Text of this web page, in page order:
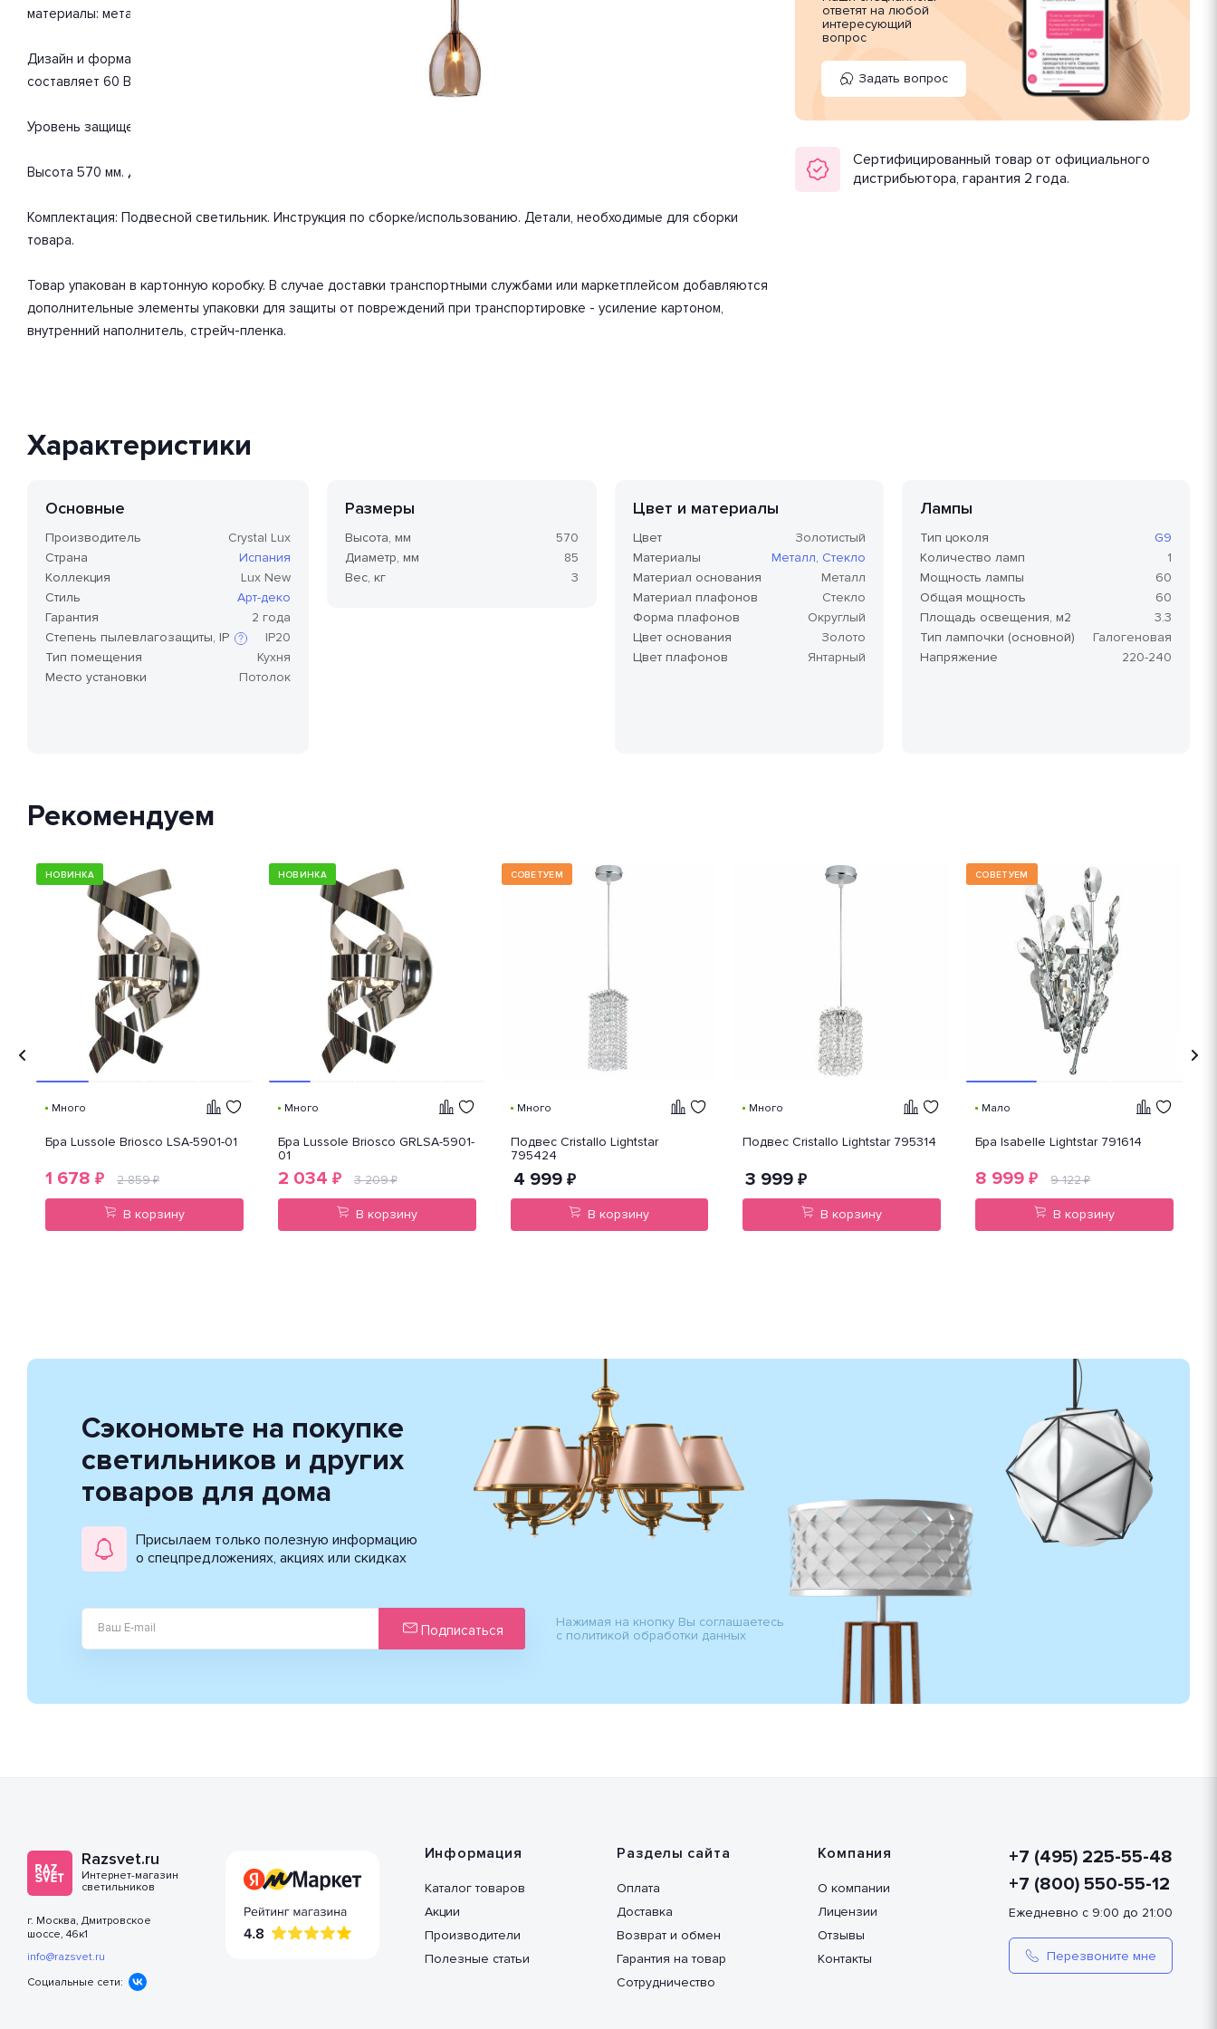
материалы: металл, стекло. С учетом технических характеристик мощности хватит для освещения 3.3 м2.
Дизайн и форма плафона округлый. Цоколь G9. Вид ламп: галогеновая. Количество ламп 1 шт. Мощность одной лампы
составляет 60 Вт. Общая мощность 60 Вт. Напряжение 220-240 Вольт.
Уровень защищенности от влаги и пыли IP20. Расширенная гарантия на товар 2 года.
Высота 570 мм. Диаметр 85 мм. Вес товара 3 кг.
Комплектация: Подвесной светильник. Инструкция по сборке/использованию. Детали, необходимые для сборки
товара.
Товар упакован в картонную коробку. В случае доставки транспортными службами или маркетплейсом добавляются
дополнительные элементы упаковки для защиты от повреждений при транспортировке - усиление картоном,
внутренний наполнитель, стрейч-пленка.
ответят на любой
интересующий
вопрос
Задать вопрос
Сертифицированный товар от официального
дистрибьютора, гарантия 2 года.
Характеристики
Основные
Производитель
Crystal Lux
Страна
Испания
Коллекция
Lux New
Стиль
Арт-деко
Гарантия
2 года
Степень пылевлагозащиты, IP
защиты внешней оболочки
устройства от попадания внутрь
частям девайса.
IP20
Тип помещения
Кухня
Место установки
Потолок
Размеры
Высота, мм
570
Диаметр, мм
85
Вес, кг
3
Цвет и материалы
Цвет
Золотистый
Материалы
Металл, Стекло
Материал основания
Металл
Материал плафонов
Стекло
Форма плафонов
Округлый
Цвет основания
Золото
Цвет плафонов
Янтарный
Лампы
Тип цоколя
G9
Количество ламп
1
Мощность лампы
60
Общая мощность
60
Площадь освещения, м2
3.3
Тип лампочки (основной)
Галогеновая
Напряжение
220-240
Рекомендуем
НОВИНКА
Много
Бра Lussole Briosco LSA-5901-01
1 678 ₽ 2 859₽
В корзину
НОВИНКА
Много
Бра Lussole Briosco GRLSA-5901-
01
2 034 ₽ 3 209₽
В корзину
СОВЕТУЕМ
Много
Подвес Cristallo Lightstar
795424
4 999₽
В корзину
Много
Подвес Cristallo Lightstar 795314
3 999 ₽
В корзину
СОВЕТУЕМ
Мало
Бра Isabelle Lightstar 791614
8 999 ₽ 9 122₽
В корзину
Сэкономьте на покупке
светильников и других
товаров для дома
Присылаем только полезную информацию
о спецпредложениях, акциях или скидках
Подписаться
Нажимая на кнопку Вы соглашаетесь
с политикой обработки данных
Razsvet.ru
Интернет-магазин
светильников
г. Москва, Дмитровское
шоссе, 46к1
info@razsvet.ru
Социальные сети:
Информация
Каталог товаров
Акции
Производители
Полезные статьи
Разделы сайта
Оплата
Доставка
Возврат и обмен
Гарантия на товар
Сотрудничество
Компания
О компании
Лицензии
Отзывы
Контакты
+7 (495) 225-55-48
+7 (800) 550-55-12
Ежедневно с 9:00 до 21:00
Перезвоните мне